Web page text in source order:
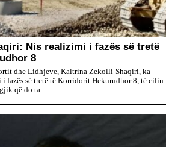
Nis realizimi i fazës së tretë
8
dhe Lidhjeve, Kaltrina Zekolli-Shaqiri, ka
fazës së tretë të Korridorit Hekurudhor 8, të cilin
që do ta